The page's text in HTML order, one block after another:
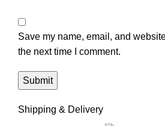
Save my name, email, and
the next time I comment.
Shipping & Delivery